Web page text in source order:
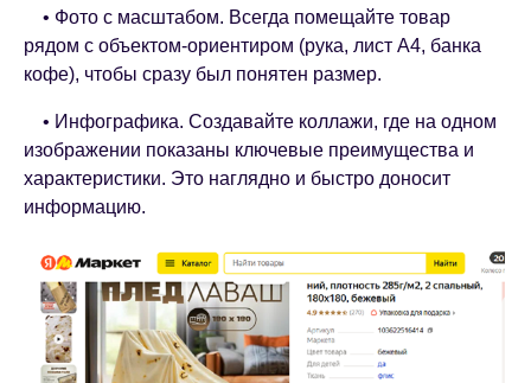
• Фото с масштабом. Всегда помещайте товар
рядом с объектом-ориентиром (рука, лист А4, банка
кофе), чтобы сразу был понятен размер.
• Инфографика. Создавайте коллажи, где на одном
изображении показаны ключевые преимущества и
характеристики. Это наглядно и быстро доносит
информацию.